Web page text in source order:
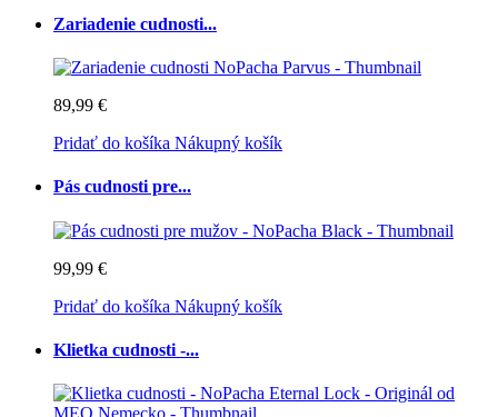
Zariadenie cudnosti...
89,99 €
Pridať do košíka Nákupný košík
Pás cudnosti pre...
99,99 €
Pridať do košíka Nákupný košík
Klietka cudnosti -...